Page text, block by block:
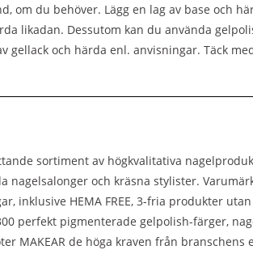
om du behöver. Lägg en lag av base och
likadan. Dessutom kan du använda
gellack och härda enl. anvisningar. Täck
sortiment av högkvalitativa
nagelsalonger och kräsna stylister.
inklusive HEMA FREE, 3-fria produkter
perfekt pigmenterade gelpolish-färger,
MAKEAR de höga kraven från branschens